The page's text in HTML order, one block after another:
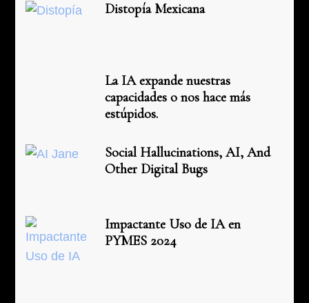
Distopía Mexicana
La IA expande nuestras
capacidades o nos hace más
estúpidos.
Social Hallucinations, AI, And
Other Digital Bugs
Impactante Uso de IA en
PYMES 2024